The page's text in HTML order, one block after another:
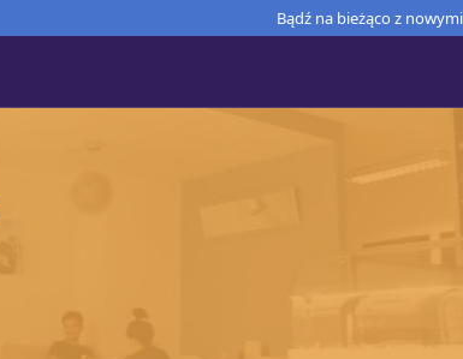
Bądź na bieżąco z